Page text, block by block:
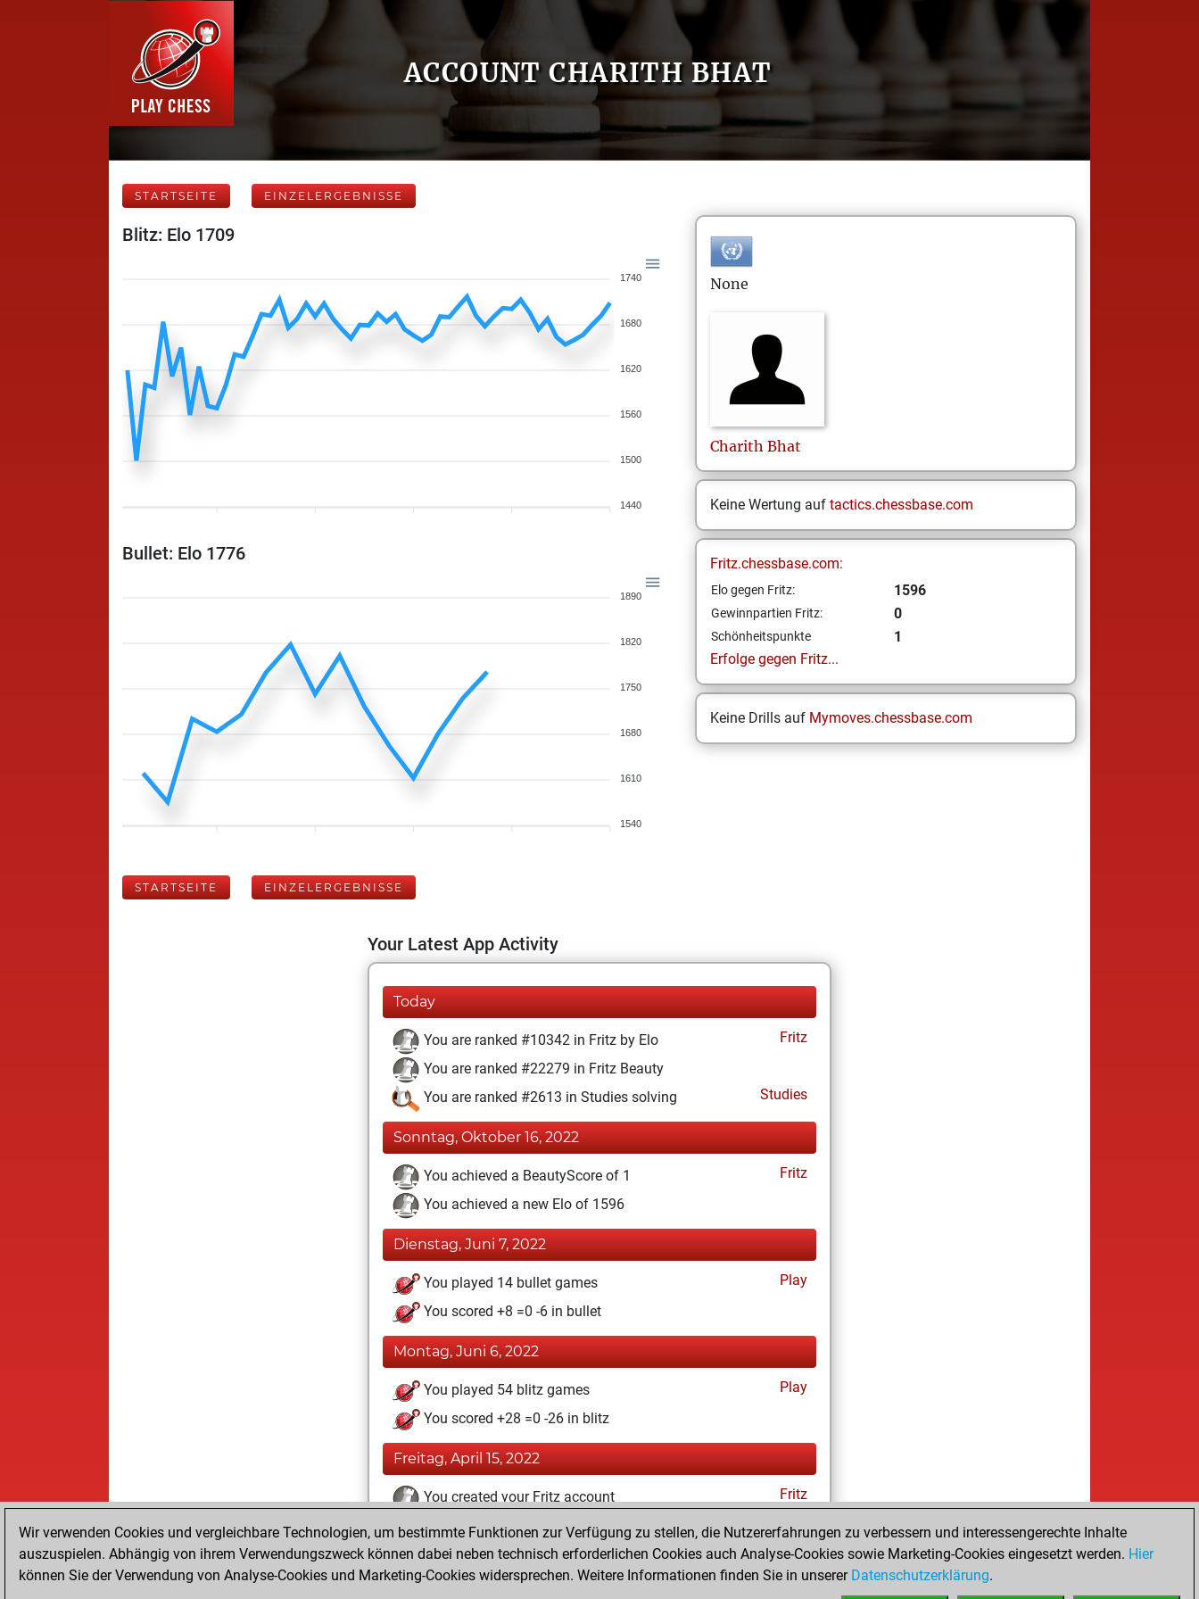
ACCOUNT CHARITH BHAT
STARTSEITE EINZELERGEBNISSE
Blitz: Elo 1709
1740
1680
1620
1560
1500
1440
Bullet: Elo 1776
1890
1820
1750
1680
1610
1540
None
Charith Bhat
Keine Wertung auf tactics.chessbase.com
Fritz.chessbase.com:
Elo gegen Fritz: 1596
Gewinnpartien Fritz: 0
Schönheitspunkte
1
Erfolge gegen Fritz...
Keine Drills auf Mymoves.chessbase.com
STARTSEITE EINZELERGEBNISSE
Your Latest App Activity
Today
You are ranked #10342 in Fritz by Elo
Fritz
You are ranked #22279 in Fritz Beauty
You are ranked #2613 in Studies solving
Studies
Sonntag, Oktober 16, 2022
You achieved a BeautyScore of 1
Fritz
You achieved a new Elo of 1596
Dienstag, Juni 7, 2022
You played 14 bullet games
Play
You scored +8 =0 -6 in bullet
Montag, Juni 6, 2022
You played 54 blitz games
Play
You scored +28 =0 -26 in blitz
Freitag, April 15, 2022
You created your Fritz account Fritz
Samstag, Juni 12, 2021
You created your Studies account Studies
Wir verwenden Cookies und vergleichbare Technologien, um bestimmte Funktionen zur Verfügung zu stellen, die Nutzererfahrungen zu verbessern und interessengerechte Inhalte
auszuspielen. Abhängig von ihrem Verwendungszweck können dabei neben technisch erforderlichen Cookies auch Analyse-Cookies sowie Marketing-Cookies eingesetzt werden. Hier
können Sie der Verwendung von Analyse-Cookies und Marketing-Cookies widersprechen. Weitere Informationen finden Sie in unserer Datenschutzerklärung.